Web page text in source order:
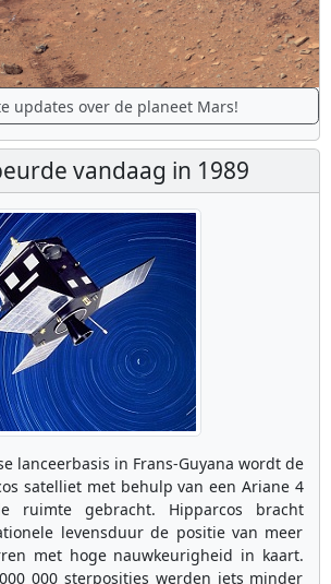
updates over de planeet Mars!
vandaag in 1989
lanceerbasis in Frans-Guyana wordt de
satelliet met behulp van een Ariane 4
ruimte gebracht. Hipparcos bracht
levensduur de positie van meer
met hoge nauwkeurigheid in kaart.
000 sterposities werden iets minder